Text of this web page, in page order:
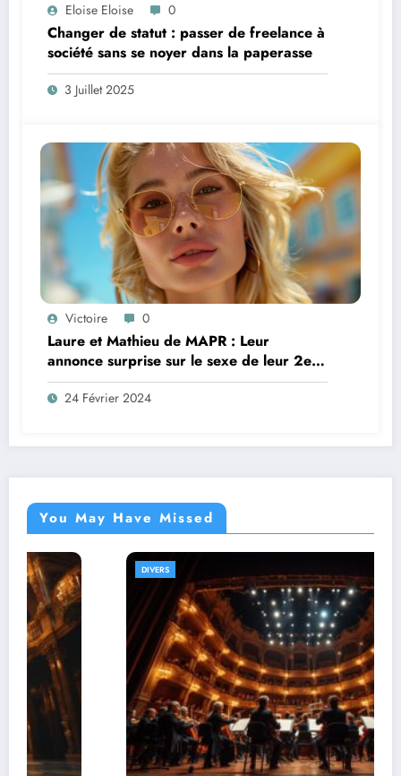
Eloise Eloise 0
Changer de statut : passer de freelance à
société sans se noyer dans la paperasse
3 Juillet 2025
Victoire 0
Laure et Mathieu de MAPR : Leur
annonce surprise sur le sexe de leur 2e
bébé !
24 Février 2024
You May Have Missed
DIVERS